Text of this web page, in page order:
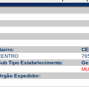
Tipo Estabelecimento:
Expedidor: